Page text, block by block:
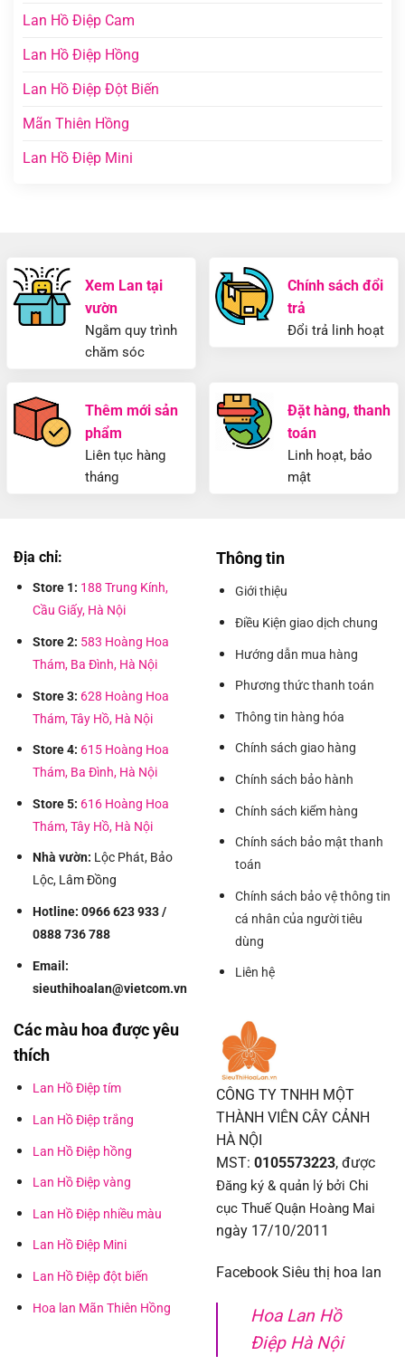
Lan Hồ Điệp Cam
Lan Hồ Điệp Hồng
Lan Hồ Điệp Đột Biến
Mãn Thiên Hồng
Lan Hồ Điệp Mini
Xem Lan tại
vườn
Ngắm quy trình
chăm sóc
Chính sách đổi
trả
Đổi trả linh hoạt
Thêm mới sản
phẩm
Liên tục hàng
tháng
Đặt hàng, thanh
toán
Linh hoạt, bảo
mật
Địa chỉ:
Store 1: 188 Trung Kính,
Cầu Giấy, Hà Nội
Store 2: 583 Hoàng Hoa
Thám, Ba Đình, Hà Nội
Store 3: 628 Hoàng Hoa
Thám, Tây Hồ, Hà Nội
Store 4: 615 Hoàng Hoa
Thám, Ba Đình, Hà Nội
Store 5: 616 Hoàng Hoa
Thám, Tây Hồ, Hà Nội
Nhà vườn: Lộc Phát, Bảo
Lộc, Lâm Đồng
Hotline: 0966 623 933 /
0888 736 788
Email:
sieuthihoalan@vietcom.vn
Thông tin
Giới thiệu
Điều Kiện giao dịch chung
Hướng dẫn mua hàng
Phương thức thanh toán
Thông tin hàng hóa
Chính sách giao hàng
Chính sách bảo hành
Chính sách kiểm hàng
Chính sách bảo mật thanh
toán
Chính sách bảo vệ thông tin
cá nhân của người tiêu
dùng
Liên hệ
Các màu hoa được yêu
thích
Lan Hồ Điệp tím
Lan Hồ Điệp trắng
Lan Hồ Điệp hồng
Lan Hồ Điệp vàng
Lan Hồ Điệp nhiều màu
Lan Hồ Điệp Mini
Lan Hồ Điệp đột biến
Hoa lan Mãn Thiên Hồng
CÔNG TY TNHH MỘT
THÀNH VIÊN CÂY CẢNH
HÀ NỘI
MST: 0105573223, được
Đăng ký & quản lý bởi Chi
cục Thuế Quận Hoàng Mai
ngày 17/10/2011
Facebook Siêu thị hoa lan
Hoa Lan Hồ
Điệp Hà Nội